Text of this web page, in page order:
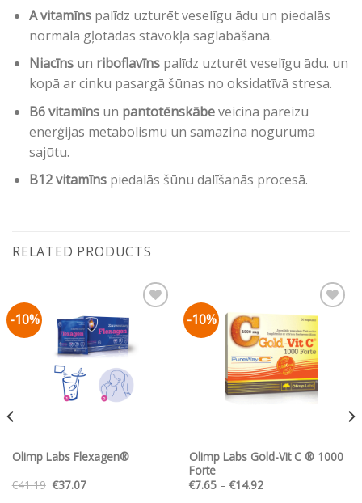
A vitamīnspalīdz uzturēt veselīgu ādu un piedalās
normāla gļotādas stāvokļa saglabāšanā.
Niacīnsun riboflavīnspalīdz uzturēt veselīgu ādu. un
kopā ar cinku pasargā šūnas no oksidatīvā stresa.
B6 vitamīnsun pantotēnskābeveicina pareizu
enerģijas metabolismu un samazina noguruma
sajūtu.
B12 vitamīnspiedalās šūnu dalīšanās procesā.
RELATED PRODUCTS
-10%
Pievienot vēlmju
sarakstam
Olimp Labs Flexagen®
€41.19 Original
price
€37.07Current
-10%
Pievienot vēlmju
sarakstam
Olimp Labs Gold-Vit C ® 1000
Forte
€7.65 – €14.92Price
range: